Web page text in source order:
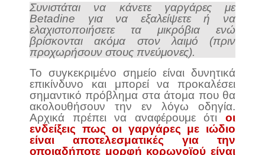
Συνιστάται να κάνετε γαργάρες με
Betadine για να εξαλείψετε ή να
ελαχιστοποιήσετε τα μικρόβια ενώ
βρίσκονται ακόμα στον λαιμό (πριν
προχωρήσουν στους πνεύμονες).
Το συγκεκριμένο σημείο είναι δυνητικά
επικίνδυνο και μπορεί να προκαλέσει
σημαντικό πρόβλημα στα άτομα που θα
ακολουθήσουν την εν λόγω οδηγία.
Αρχικά πρέπει να αναφέρουμε ότι οι
ενδείξεις πως οι γαργάρες με ιώδιο
είναι αποτελεσματικές για την
οποιαδήποτε μορφή κορωνοϊού είναι